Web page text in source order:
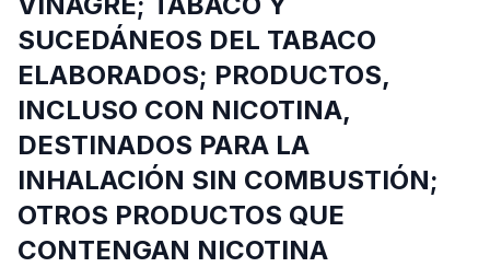
SUCEDÁNEOS DEL TABACO
ELABORADOS; PRODUCTOS,
INCLUSO CON NICOTINA,
DESTINADOS PARA LA
INHALACIÓN SIN COMBUSTIÓN;
OTROS PRODUCTOS QUE
CONTENGAN NICOTINA